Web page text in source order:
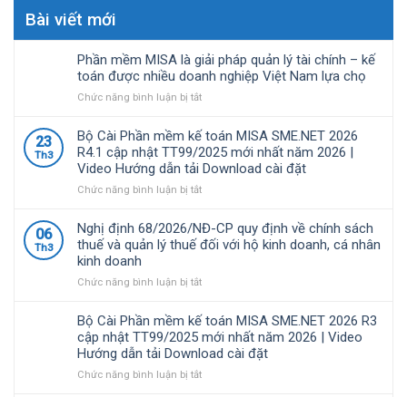
Bài viết mới
Phần mềm MISA là giải pháp quản lý tài chính – kế
toán được nhiều doanh nghiệp Việt Nam lựa chọ
Chức năng bình luận bị tắtở
mềm
MISA
là
giải
pháp
tài
chính
kế
được
nhiều
doanh
nghiệp
Việt
23
Th3
Bộ Cài Phần mềm kế toán MISA SME.NET 2026
R4.1 cập nhật TT99/2025 mới nhất năm 2026 |
Video Hướng dẫn tải Download cài đặt
Chức năng bình luận bị tắtở
Phần
mềm
toán
SME.NET
2026
R4.1
cập
nhật
06
Th3
Nghị định 68/2026/NĐ-CP quy định về chính sách
thuế và quản lý thuế đối với hộ kinh doanh, cá nhân
kinh doanh
Chức năng bình luận bị tắtở
định
68/2026/NĐ-
CP
quy
định
Bộ Cài Phần mềm kế toán MISA SME.NET 2026 R3
cập nhật TT99/2025 mới nhất năm 2026 | Video
Hướng dẫn tải Download cài đặt
Chức năng bình luận bị tắtở